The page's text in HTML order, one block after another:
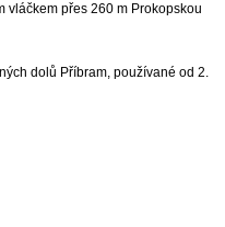
vláčkem přes 260 m Prokopskou
dolů Příbram, používané od 2.